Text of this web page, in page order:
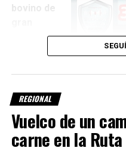
tamaño que
Como consecuencia del
detenida sobre la banquina
quedó sin vida a pocos
REGIONAL
Vuelco de un
carne en la